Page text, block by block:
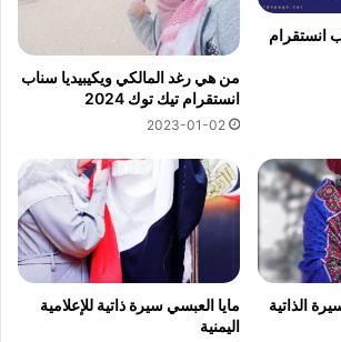
انستقرام
من هي رغد المالكي ويكيبيديا سناب
انستقرام تيك توك 2024
2023-01-02
الذاتية
مايا العبسي سيرة ذاتية للإعلامية
اليمنية